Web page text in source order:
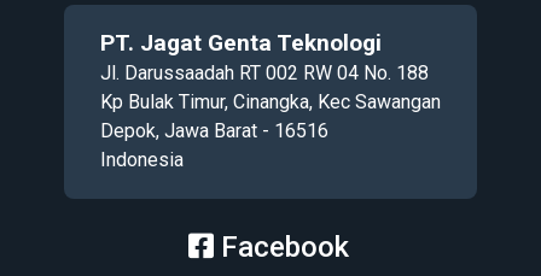
PT. Jagat Genta Teknologi
Jl. Darussaadah RT 002 RW 04 No. 188
Kp Bulak Timur, Cinangka, Kec Sawangan
Depok, Jawa Barat - 16516
Indonesia
Facebook